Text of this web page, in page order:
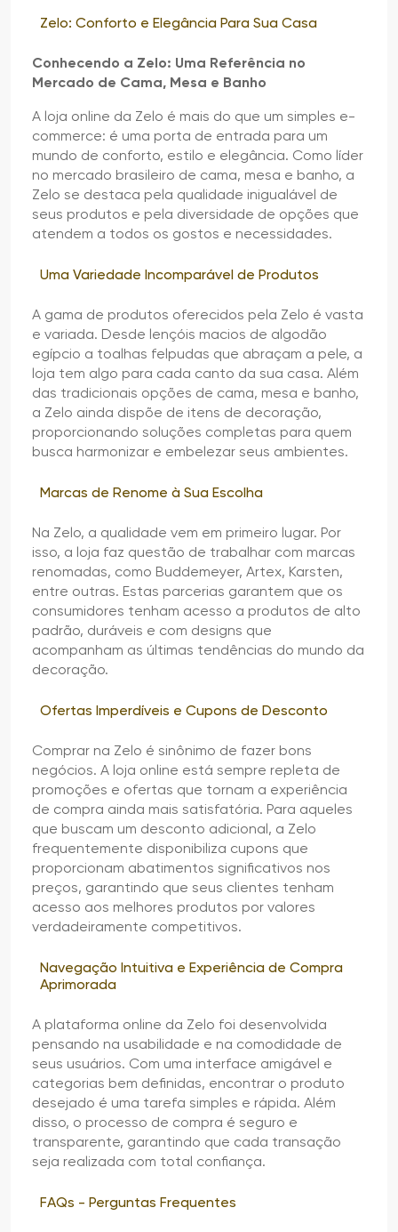
Zelo: Conforto e Elegância Para Sua Casa
Conhecendo a Zelo: Uma Referência no
Mercado de Cama, Mesa e Banho
A loja online da Zelo é mais do que um simples e-
commerce: é uma porta de entrada para um
mundo de conforto, estilo e elegância. Como líder
no mercado brasileiro de cama, mesa e banho, a
Zelo se destaca pela qualidade inigualável de
seus produtos e pela diversidade de opções que
atendem a todos os gostos e necessidades.
Uma Variedade Incomparável de Produtos
A gama de produtos oferecidos pela Zelo é vasta
e variada. Desde lençóis macios de algodão
egípcio a toalhas felpudas que abraçam a pele, a
loja tem algo para cada canto da sua casa. Além
das tradicionais opções de cama, mesa e banho,
a Zelo ainda dispõe de itens de decoração,
proporcionando soluções completas para quem
busca harmonizar e embelezar seus ambientes.
Marcas de Renome à Sua Escolha
Na Zelo, a qualidade vem em primeiro lugar. Por
isso, a loja faz questão de trabalhar com marcas
renomadas, como Buddemeyer, Artex, Karsten,
entre outras. Estas parcerias garantem que os
consumidores tenham acesso a produtos de alto
padrão, duráveis e com designs que
acompanham as últimas tendências do mundo da
decoração.
Ofertas Imperdíveis e Cupons de Desconto
Comprar na Zelo é sinônimo de fazer bons
negócios. A loja online está sempre repleta de
promoções e ofertas que tornam a experiência
de compra ainda mais satisfatória. Para aqueles
que buscam um desconto adicional, a Zelo
frequentemente disponibiliza cupons que
proporcionam abatimentos significativos nos
preços, garantindo que seus clientes tenham
acesso aos melhores produtos por valores
verdadeiramente competitivos.
Navegação Intuitiva e Experiência de Compra
Aprimorada
A plataforma online da Zelo foi desenvolvida
pensando na usabilidade e na comodidade de
seus usuários. Com uma interface amigável e
categorias bem definidas, encontrar o produto
desejado é uma tarefa simples e rápida. Além
disso, o processo de compra é seguro e
transparente, garantindo que cada transação
seja realizada com total confiança.
FAQs - Perguntas Frequentes